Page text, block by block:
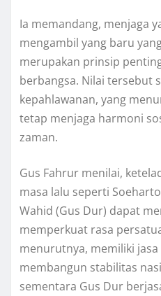
Ia memandang, menjaga
mengambil yang baru
merupakan prinsip
berbangsa. Nilai tersebut
kepahlawanan, yang
tetap menjaga harmoni
zaman.
Gus Fahrur menilai,
masa lalu seperti
Wahid (Gus Dur) dapat
memperkuat rasa
menurutnya, memiliki
membangun stabilitas
sementara Gus Dur